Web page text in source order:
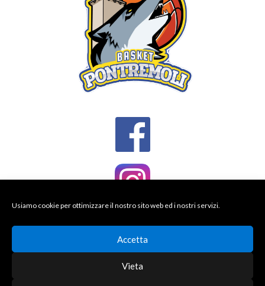
Usiamo cookie per ottimizzare il nostro sito web ed i nostri servizi.
Accetta
Vieta